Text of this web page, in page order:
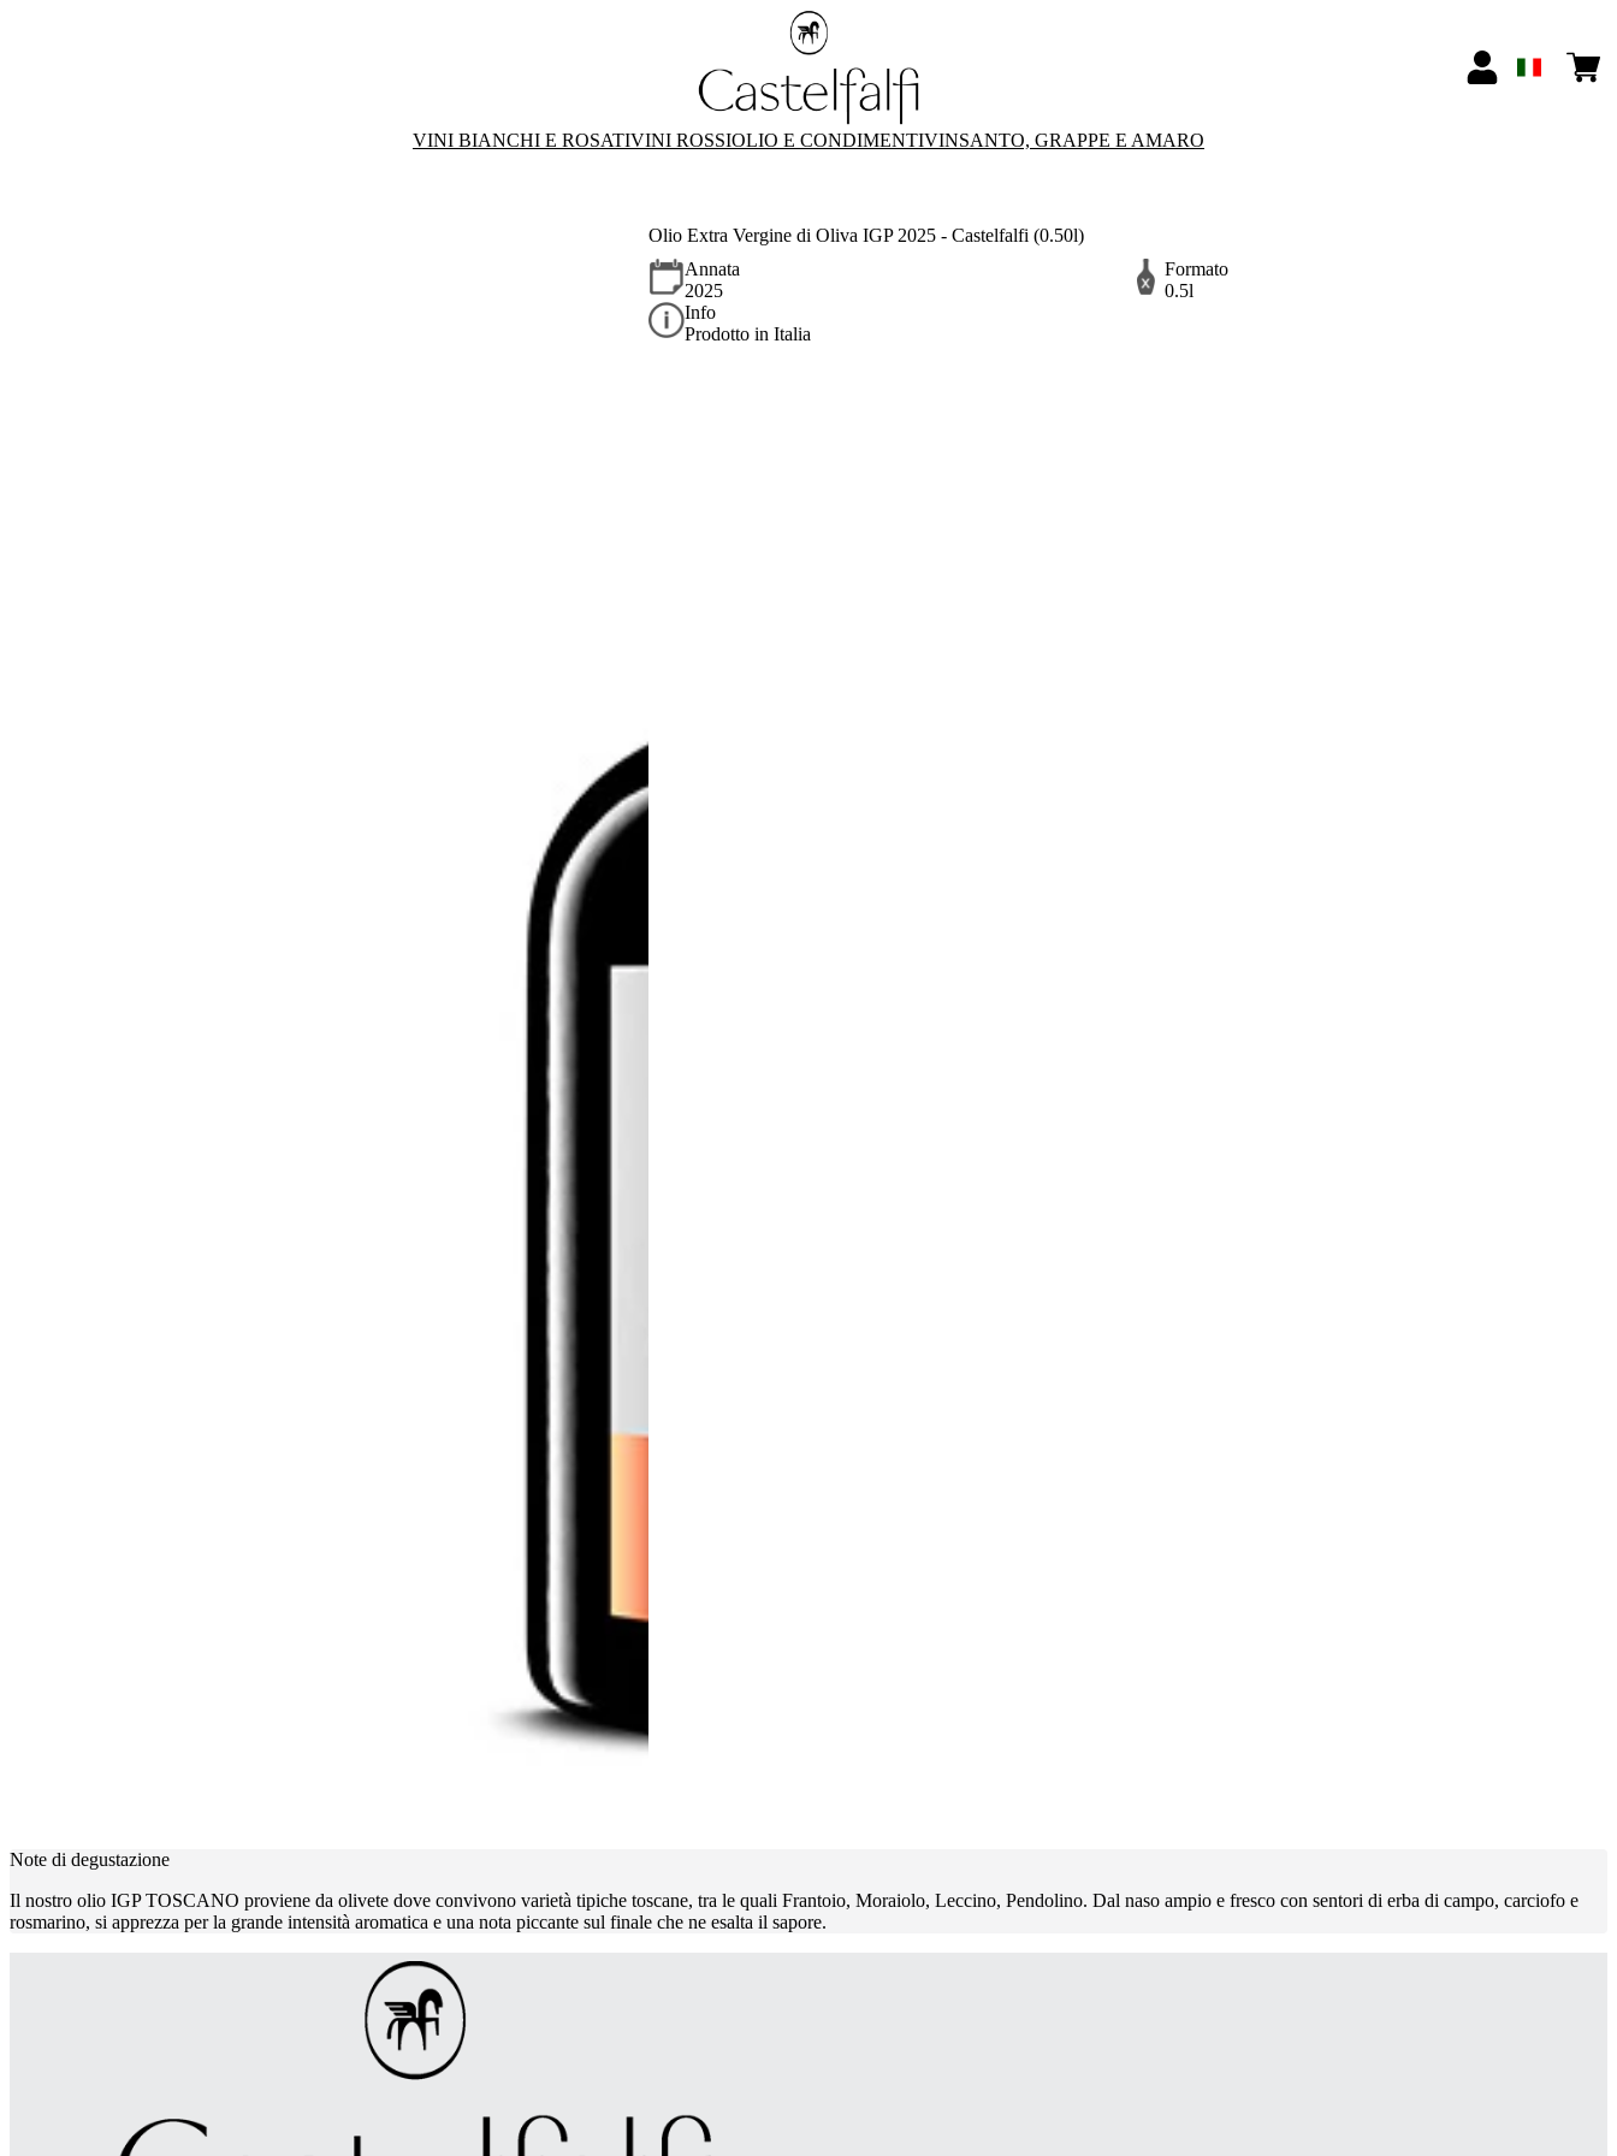
VINI BIANCHI E ROSATIVINI ROSSIOLIO E CONDIMENTIVINSANTO, GRAPPE E AMARO
Olio Extra Vergine di Oliva IGP 2025 - Castelfalfi (0.50l)
Annata
2025
Formato
0.5l
Info
Prodotto in Italia
Note di degustazione
Il nostro olio IGP TOSCANO proviene da olivete dove convivono varietà tipiche toscane, tra le quali Frantoio, Moraiolo, Leccino, Pendolino. Dal naso ampio e fresco con sentori di erba di campo, carciofo e
rosmarino, si apprezza per la grande intensità aromatica e una nota piccante sul finale che ne esalta il sapore.